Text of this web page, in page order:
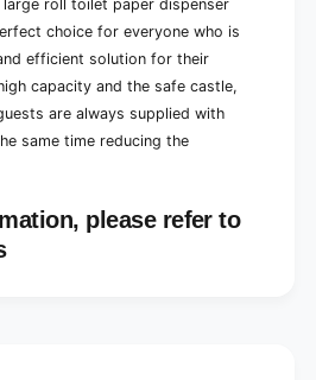
large roll toilet paper dispenser
choice for everyone who is
efficient solution for their
capacity and the safe castle,
are always supplied with
same time reducing the
please refer to